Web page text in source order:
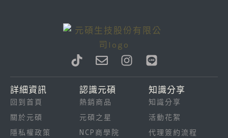
T
i
k
t
o
k
E
n
v
e
l
o
p
I
n
s
L
i
n
e
詳細資訊
回到首頁
關於元碩
隱私權政策
認識元碩
熱銷商品
元碩之星
NCP商學院
知識分享
知識分享
活動花絮
代理簽約流程